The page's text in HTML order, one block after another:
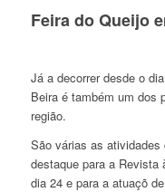
Feira do Queijo
Já a decorrer desde o
Beira é também um dos
região.
São várias as
destaque para a Revista
dia 24 e para a atuaçõ